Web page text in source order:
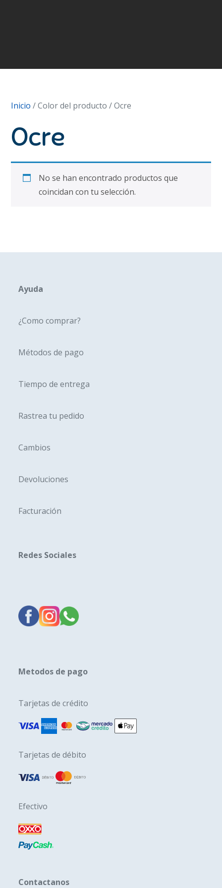
Inicio / Color del producto / Ocre
Ocre
No se han encontrado productos que
coincidan con tu selección.
Ayuda
¿Como comprar?
Métodos de pago
Tiempo de entrega
Rastrea tu pedido
Cambios
Devoluciones
Facturación
Redes Sociales
Metodos de pago
Tarjetas de crédito
Tarjetas de débito
Efectivo
Contactanos